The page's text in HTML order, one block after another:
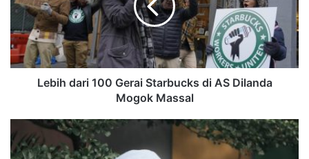
Lebih dari 100 Gerai Starbucks di AS Dilanda
Mogok Massal